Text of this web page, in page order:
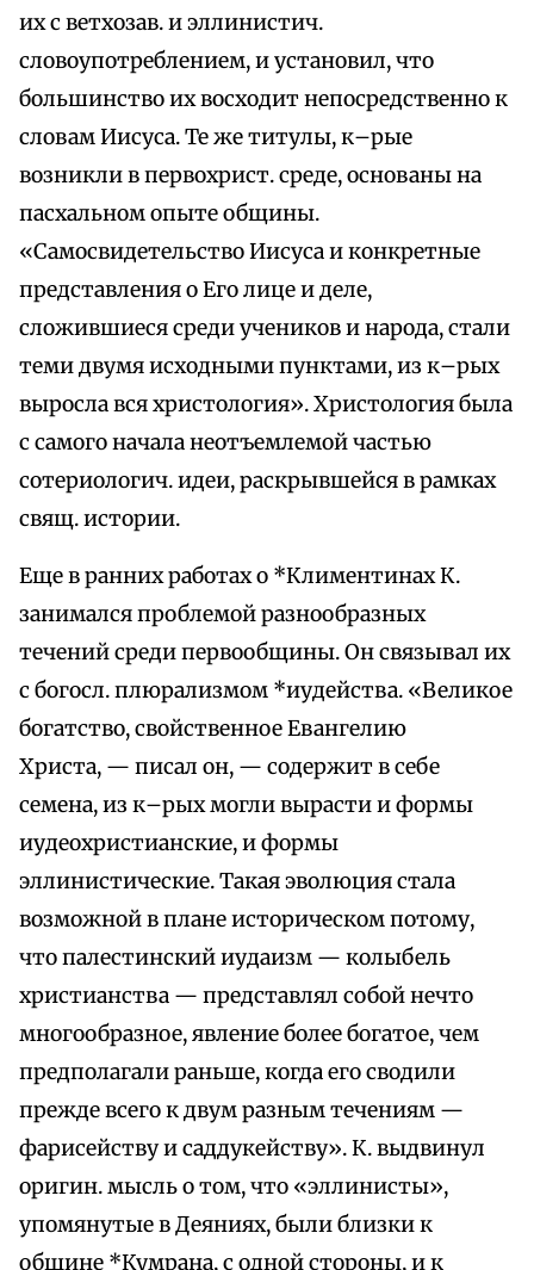
их с ветхозав. и эллинистич.
словоупотреблением, и установил, что
большинство их восходит непосредственно к
словам Иисуса. Те же титулы, к–рые
возникли в первохрист. среде, основаны на
пасхальном опыте общины.
«Самосвидетельство Иисуса и конкретные
представления о Его лице и деле,
сложившиеся среди учеников и народа, стали
теми двумя исходными пунктами, из к–рых
выросла вся христология». Христология была
с самого начала неотъемлемой частью
сотериологич. идеи, раскрывшейся в рамках
свящ. истории.
Еще в ранних работах о *Климентинах К.
занимался проблемой разнообразных
течений среди первообщины. Он связывал их
с богосл. плюрализмом *иудейства. «Великое
богатство, свойственное Евангелию
Христа, — писал он, — содержит в себе
семена, из к–рых могли вырасти и формы
иудеохристианские, и формы
эллинистические. Такая эволюция стала
возможной в плане историческом потому,
что палестинский иудаизм — колыбель
христианства — представлял собой нечто
многообразное, явление более богатое, чем
предполагали раньше, когда его сводили
прежде всего к двум разным течениям —
фарисейству и саддукейству». К. выдвинул
оригин. мысль о том, что «эллинисты»,
упомянутые в Деяниях, были близки к
общине *Кумрана, с одной стороны, и к